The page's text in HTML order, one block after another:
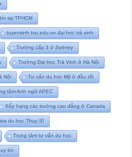
tại TPHCM
tuyensinh.tvu.edu.vn đại học trà vinh
Trường cấp 3 ở Sydney
Trường Đại học Trà Vinh ở Hà Nội
Nội Tư vấn du học Mỹ ở đầu tốt
tâm Anh ngữ APEC
Xếp hạng các trường cao đẳng ở Canada
du học Thụy Sĩ
Trung tâm tư vấn du học
tín